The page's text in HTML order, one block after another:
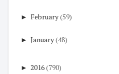
► February(59)
► January(48)
► 2016(790)